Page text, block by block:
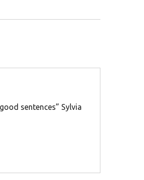
sentences” Sylvia